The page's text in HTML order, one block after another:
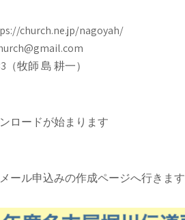
church.ne.jp/nagoyah/
師 島 耕一）
ードが始まります
ル申込みの作成ページへ行きます